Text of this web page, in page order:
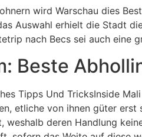
wird Warschau dies
Auswahl erhielt die Stadt
nach Becs sei auch eine
Beste
Inside
etliche von ihnen güter
weshalb deren Handlung